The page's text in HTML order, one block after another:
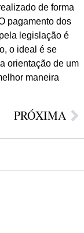
de forma
pagamento dos
legislação é
o ideal é se
orientação de um
maneira
PRÓXIMA